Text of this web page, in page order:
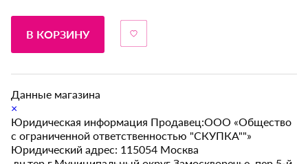
В КОРЗИНУ
Данные магазина
×
Юридическая информация Продавец:ООО «Общество
с ограниченной ответственностью "СКУПКА""»
Юридический адрес: 115054 Москва